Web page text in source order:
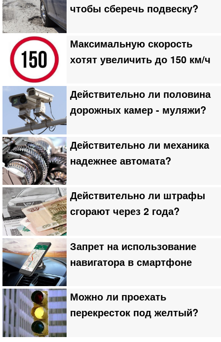
чтобы сберечь подвеску?
Максимальную скорость
хотят увеличить до 150 км/ч
Действительно ли половина
дорожных камер - муляжи?
Действительно ли механика
надежнее автомата?
Действительно ли штрафы
сгорают через 2 года?
Запрет на использование
навигатора в смартфоне
Можно ли проехать
перекресток под желтый?